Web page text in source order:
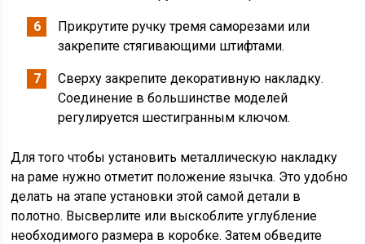
Прикрутите ручку тремя саморезами или
закрепите стягивающими штифтами.
Сверху закрепите декоративную накладку.
Соединение в большинстве моделей
регулируется шестигранным ключом.
Для того чтобы установить металлическую накладку
на раме нужно отметит положение язычка. Это удобно
делать на этапе установки этой самой детали в
полотно. Высверлите или выскоблите углубление
необходимого размера в коробке. Затем обведите